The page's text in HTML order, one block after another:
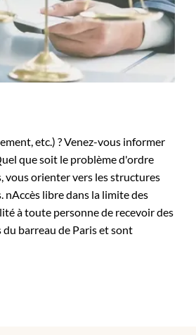
etc.) ? Venez-vous informer
que soit le problème d'ordre
vous orienter vers les structures
libre dans la limite des
à toute personne de recevoir des
barreau de Paris et sont